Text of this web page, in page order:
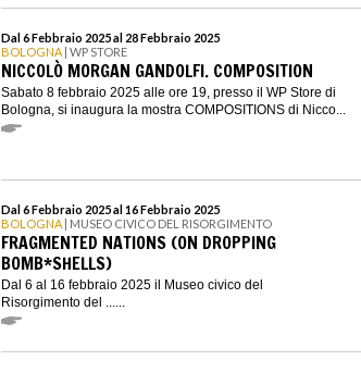
Dal 6 Febbraio 2025 al 28 Febbraio 2025
BOLOGNA | WP STORE
NICCOLÒ MORGAN GANDOLFI. COMPOSITION
Sabato 8 febbraio 2025 alle ore 19, presso il WP Store di
Bologna, si inaugura la mostra COMPOSITIONS di Nicco...
Dal 6 Febbraio 2025 al 16 Febbraio 2025
BOLOGNA | MUSEO CIVICO DEL RISORGIMENTO
FRAGMENTED NATIONS (ON DROPPING
BOMB*SHELLS)
Dal 6 al 16 febbraio 2025 il Museo civico del
Risorgimento del ......